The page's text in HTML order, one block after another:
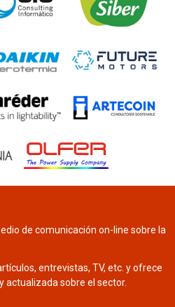
de comunicación on-line sobre la
entrevistas, TV, etc. y ofrece
actualizada sobre el sector.